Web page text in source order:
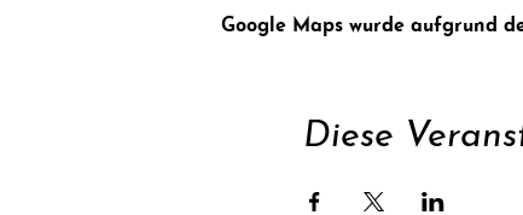
Google Maps wurde aufgrund
Diese